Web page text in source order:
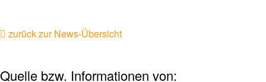
zurück zur News-Übersicht
Quelle bzw. Informationen von: